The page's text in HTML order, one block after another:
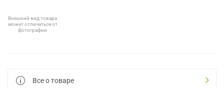
Внешний вид товара
может отличаться от
фотографии
Все о товаре